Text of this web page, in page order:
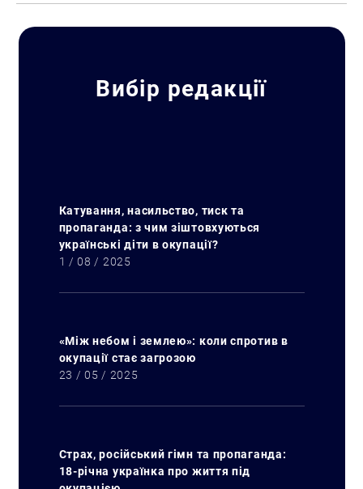
Вибір редакції
Катування, насильство, тиск та
пропаганда: з чим зіштовхуються
українські діти в окупації?
1 / 08 / 2025
«Між небом і землею»: коли спротив в
окупації стає загрозою
23 / 05 / 2025
Страх, російський гімн та пропаганда:
18-річна українка про життя під